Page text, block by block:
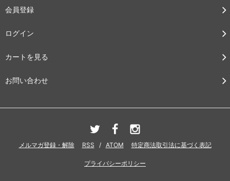
会員登録
ログイン
カートを見る
お問い合わせ
メルマガ登録・解除 RSS / ATOM 特定商法取引法に基づく表記
プライバシーポリシー